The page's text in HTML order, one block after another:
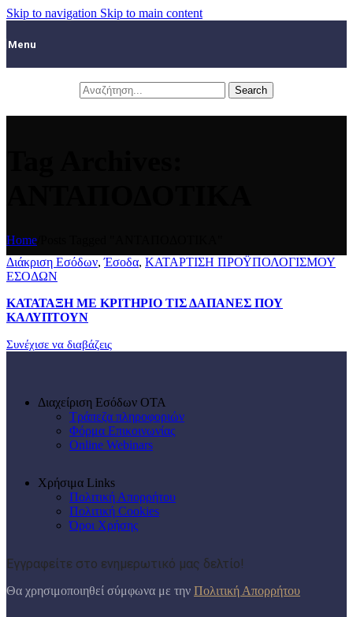
Skip to navigation Skip to main content
Menu
Search
Home
Διάκριση Εσόδων,Έσοδα, ΚΑΤΑΡΤΙΣΗ ΠΡΟΫΠΟΛΟΓΙΣΜΟΥ
ΕΣΟΔΩΝ
ΚΑΤΑΤΑΞΗ ΜΕ ΚΡΙΤΗΡΙΟ ΤΙΣ ΔΑΠΑΝΕΣ ΠΟΥ
ΚΑΛΥΠΤΟΥΝ
Συνέχισε να διαβάζεις
Διαχείριση Εσόδων ΟΤΑ
Τράπεζα πληροφοριών
Φόρμα Επικοινωνίας
Online Webinars
Χρήσιμα Links
Πολιτική Απορρήτου
Πολιτική Cookies
Όροι Χρήσης
Εγγραφείτε στο ενημερωτικό μας δελτίο!
Θα χρησιμοποιηθεί σύμφωνα με την Πολιτική Απορρήτου